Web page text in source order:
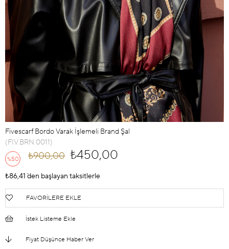
Fivescarf Bordo Varak İşlemeli Brand Şal
(FIV.BRN.0011)
%50
İndirim
₺900,00 ₺450,00
₺86,41 `den başlayan taksitlerle
FAVORILERE EKLE
İstek Listeme Ekle
Fiyat Düşünce Haber Ver